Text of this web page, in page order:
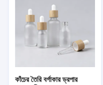
কাঁচের তৈরি বর্গাকার ড্রপার